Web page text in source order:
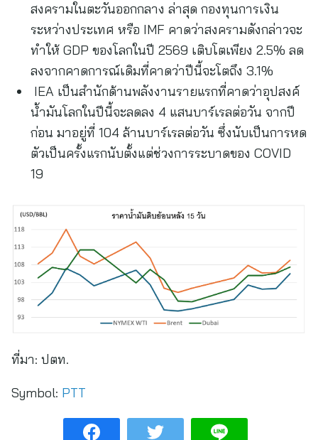
สงครามในตะวันออกกลาง ล่าสุด กองทุนการเงิน
ระหว่างประเทศ หรือ IMF คาดว่าสงครามดังกล่าวจะ
ทำให้ GDP ของโลกในปี 2569 เติบโตเพียง 2.5% ลด
ลงจากคาดการณ์เดิมที่คาดว่าปีนี้จะโตถึง 3.1%
IEA เป็นสำนักด้านพลังงานรายแรกที่คาดว่าอุปสงค์
น้ำมันโลกในปีนี้จะลดลง 4 แสนบาร์เรลต่อวัน จากปี
ก่อน มาอยู่ที่ 104 ล้านบาร์เรลต่อวัน ซึ่งนับเป็นการหด
ตัวเป็นครั้งแรกนับตั้งแต่ช่วงการระบาดของ COVID
19
ที่มา: ปตท.
Symbol: PTT